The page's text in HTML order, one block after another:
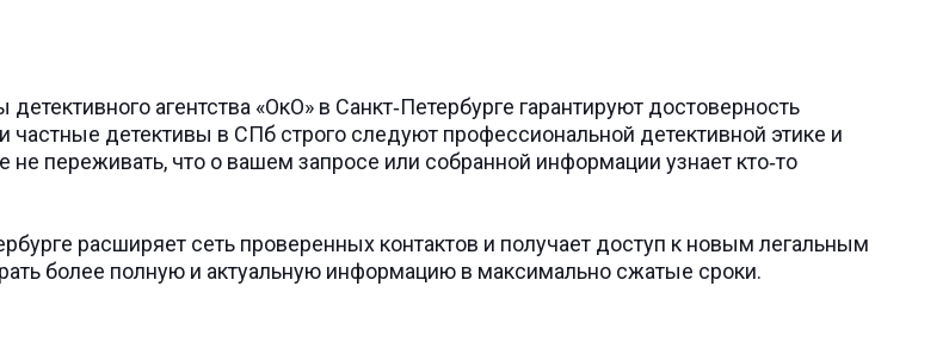
агентства «ОкО» в Санкт‑Петербурге гарантируют достоверность
детективы в СПб строго следуют профессиональной детективной этике и
переживать, что о вашем запросе или собранной информации узнает кто‑то
расширяет сеть проверенных контактов и получает доступ к новым легальным
более полную и актуальную информацию в максимально сжатые сроки.